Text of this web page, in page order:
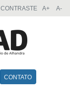
CONTATO
CONTRASTE A+ A-